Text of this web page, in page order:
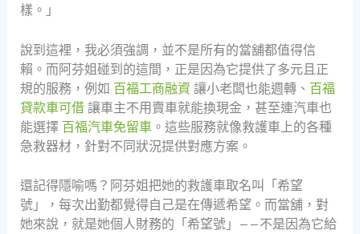
樣。」
說到這裡，我必須強調，並不是所有的當舖都值得信
賴。而阿芬姐碰到的這間，正是因為它提供了多元且正
規的服務，例如 百福工商融資 讓小老闆也能週轉、 百福
貸款車可借讓車主不用賣車就能換現金，甚至連汽車也
能選擇 百福汽車免留車。這些服務就像救護車上的各種
急救器材，針對不同狀況提供對應方案。
還記得隱喻嗎？阿芬姐把她的救護車取名叫「希望
號」，每次出勤都覺得自己是在傳遞希望。而當舖，對
她來說，就是她個人財務的「希望號」——不是因為它給